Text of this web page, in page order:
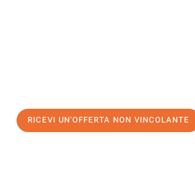
RICEVI UN'OFFERTA NON VINCOLANTE